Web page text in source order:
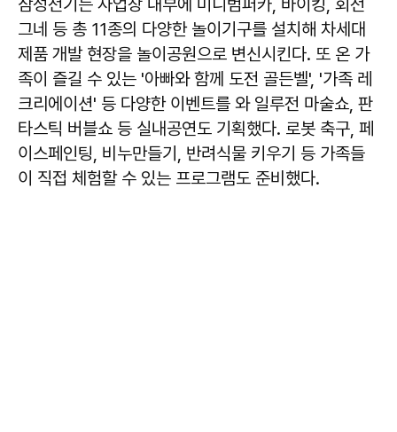
그네 등 총 11종의 다양한 놀이기구를 설치해 차세대
제품 개발 현장을 놀이공원으로 변신시킨다. 또 온 가
족이 즐길 수 있는 '아빠와 함께 도전 골든벨', '가족 레
크리에이션' 등 다양한 이벤트를 와 일루전 마술쇼, 판
타스틱 버블쇼 등 실내공연도 기획했다. 로봇 축구, 페
이스페인팅, 비누만들기, 반려식물 키우기 등 가족들
이 직접 체험할 수 있는 프로그램도 준비했다.